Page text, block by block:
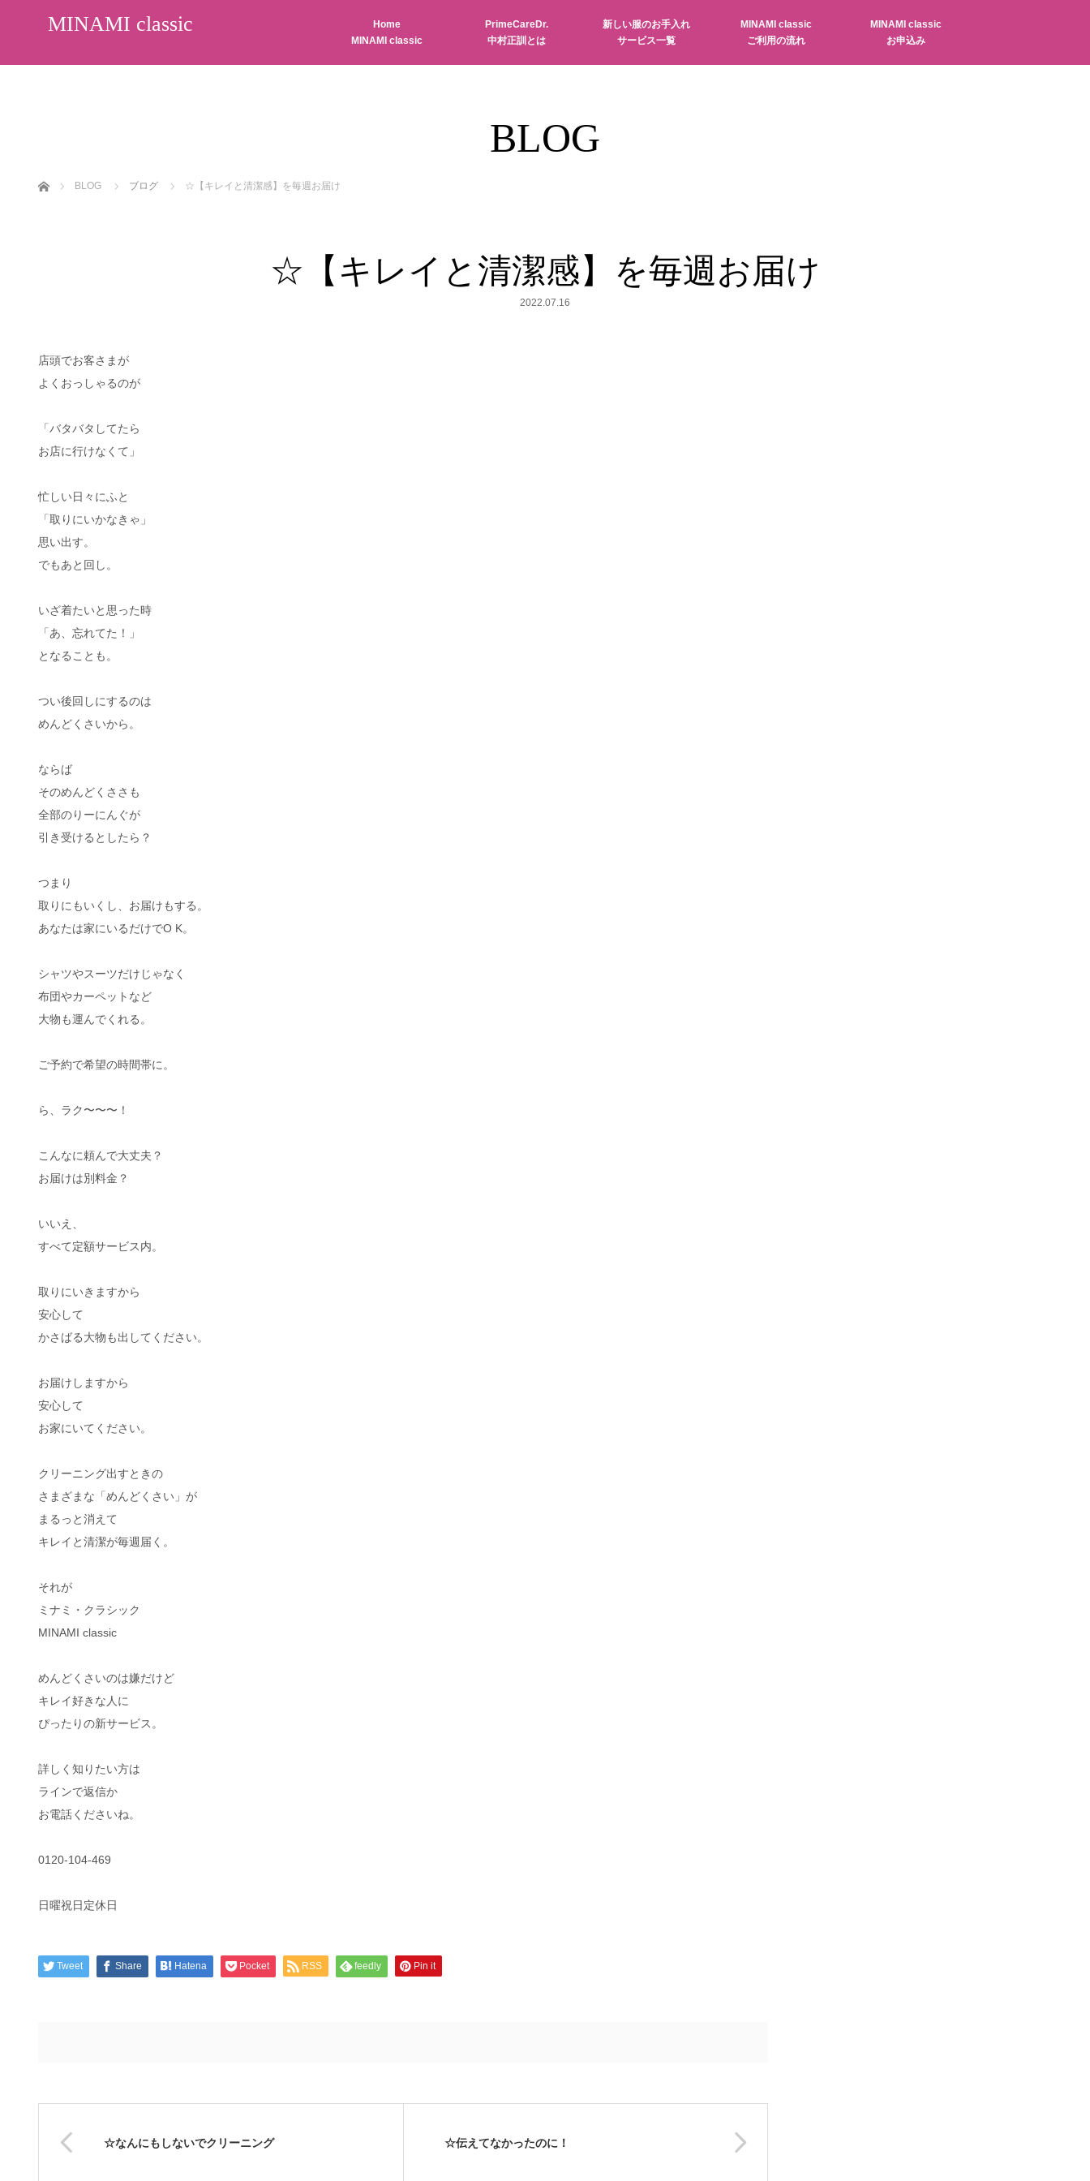
MINAMI classic
Home
MINAMI classic
PrimeCareDr.
中村正訓とは
新しい服のお手入れ
サービス一覧
MINAMI classic
ご利用の流れ
MINAMI classic
お申込み
BLOG
ホーム BLOG ブログ ☆【キレイと清潔感】を毎週お届け
☆【キレイと清潔感】を毎週お届け
2022.07.16
店頭でお客さまが
よくおっしゃるのが
「バタバタしてたら
お店に行けなくて」
忙しい日々にふと
「取りにいかなきゃ」
思い出す。
でもあと回し。
いざ着たいと思った時
「あ、忘れてた！」
となることも。
つい後回しにするのは
めんどくさいから。
ならば
そのめんどくささも
全部のりーにんぐが
引き受けるとしたら？
つまり
取りにもいくし、お届けもする。
あなたは家にいるだけでO K。
シャツやスーツだけじゃなく
布団やカーペットなど
大物も運んでくれる。
ご予約で希望の時間帯に。
ら、ラク〜〜〜！
こんなに頼んで大丈夫？
お届けは別料金？
いいえ、
すべて定額サービス内。
取りにいきますから
安心して
かさばる大物も出してください。
お届けしますから
安心して
お家にいてください。
クリーニング出すときの
さまざまな「めんどくさい」が
まるっと消えて
キレイと清潔が毎週届く。
それが
ミナミ・クラシック
MINAMI classic
めんどくさいのは嫌だけど
キレイ好きな人に
ぴったりの新サービス。
詳しく知りたい方は
ラインで返信か
お電話くださいね。
0120-104-469
日曜祝日定休日
Tweet Share Hatena Pocket RSS feedly Pin it
☆なんにもしないでクリーニング ☆伝えてなかったのに！